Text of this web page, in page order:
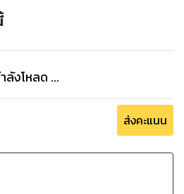
ลังโหลด ...
ส่งคะแนน